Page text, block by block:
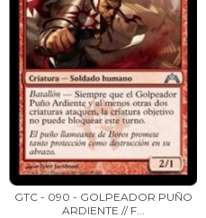
GTC - 090 - GOLPEADOR PUÑO
ARDIENTE // F...